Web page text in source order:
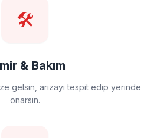
🛠️
& Bakım
gelsin, arızayı tespit edip yerinde
onarsın.